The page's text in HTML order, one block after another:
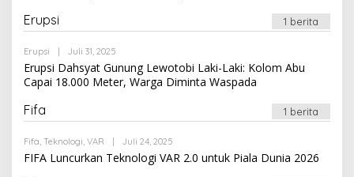
Erupsi 1 berita
Erupsi Juli 31, 2025
Newssportsaz_0q4zf1
Erupsi Dahsyat Gunung Lewotobi Laki-Laki: Kolom Abu
Capai 18.000 Meter, Warga Diminta Waspada
Fifa 1 berita
Fifa, Teknologi, VAR Juli 24, 2025
Newssportsaz_0q4zf1
FIFA Luncurkan Teknologi VAR 2.0 untuk Piala Dunia 2026